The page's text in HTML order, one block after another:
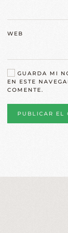
WEB
GUARDA MI
EN ESTE
COMENTE.
PUBLICAR EL